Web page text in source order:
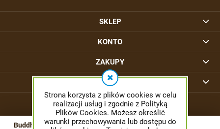
Strona korzysta z plików cookies w celu
realizacji usług i zgodnie z Polityką
Plików Cookies. Możesz określić
warunki przechowywania lub dostępu do
Buddha Skunk - BUDDHA SEEDS
SKLEP
KONTO
ZAKUPY
INFORMACJE